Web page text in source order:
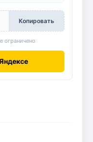
Копировать
ограничено